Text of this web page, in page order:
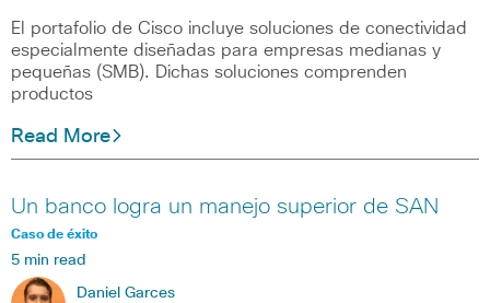
El portafolio de Cisco incluye soluciones de conectividad
especialmente diseñadas para empresas medianas y
pequeñas (SMB). Dichas soluciones comprenden
productos
Read More
Un banco logra un manejo superior de SAN
Caso de éxito
5 min read
Daniel Garces